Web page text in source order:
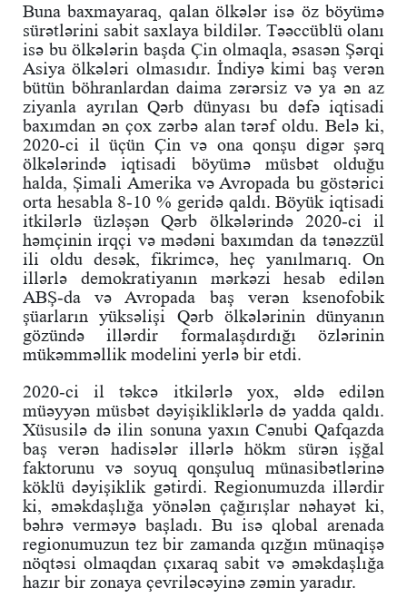
Buna baxmayaraq, qalan ölkələr isə öz böyümə
sürətlərini sabit saxlaya bildilər. Təəccüblü olanı
isə bu ölkələrin başda Çin olmaqla, əsasən Şərqi
Asiya ölkələri olmasıdır. İndiyə kimi baş verən
bütün böhranlardan daima zərərsiz və ya ən az
ziyanla ayrılan Qərb dünyası bu dəfə iqtisadi
baxımdan ən çox zərbə alan tərəf oldu. Belə ki,
2020-ci il üçün Çin və ona qonşu digər şərq
ölkələrində iqtisadi böyümə müsbət olduğu
halda, Şimali Amerika və Avropada bu göstərici
orta hesabla 8-10 % geridə qaldı. Böyük iqtisadi
itkilərlə üzləşən Qərb ölkələrində 2020-ci il
həmçinin irqçi və mədəni baxımdan da tənəzzül
ili oldu desək, fikrimcə, heç yanılmarıq. On
illərlə demokratiyanın mərkəzi hesab edilən
ABŞ-da və Avropada baş verən ksenofobik
şüarların yüksəlişi Qərb ölkələrinin dünyanın
gözündə illərdir formalaşdırdığı özlərinin
mükəmməllik modelini yerlə bir etdi.
2020-ci il təkcə itkilərlə yox, əldə edilən
müəyyən müsbət dəyişikliklərlə də yadda qaldı.
Xüsusilə də ilin sonuna yaxın Cənubi Qafqazda
baş verən hadisələr illərlə hökm sürən işğal
faktorunu və soyuq qonşuluq münasibətlərinə
köklü dəyişiklik gətirdi. Regionumuzda illərdir
ki, əməkdaşlığa yönələn çağırışlar nəhayət ki,
bəhrə verməyə başladı. Bu isə qlobal arenada
regionumuzun tez bir zamanda qızğın münaqişə
nöqtəsi olmaqdan çıxaraq sabit və əməkdaşlığa
hazır bir zonaya çevriləcəyinə zəmin yaradır.